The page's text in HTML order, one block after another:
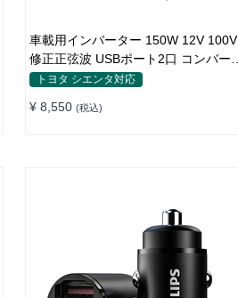
車載用インバーター 150W 12V 100V
修正正弦波 USBポート2口 コンバータ
ー 防災用品 チャージャー
トヨタ シエンタ対応
¥ 8,550 (税込)